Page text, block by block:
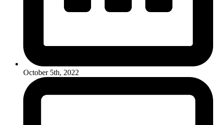
October 5th, 2022